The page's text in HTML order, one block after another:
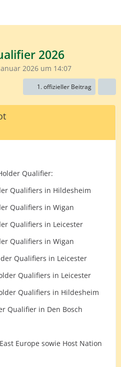
2026
2026 um 14:07
1. offizieller Beitrag
Qualifier:
Qualifiers in Hildesheim
Qualifiers in Wigan
Qualifiers in Leicester
Qualifiers in Wigan
Qualifiers in Leicester
Qualifiers in Leicester
Qualifiers in Hildesheim
Qualifier in Den Bosch
Europe sowie Host Nation